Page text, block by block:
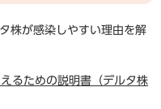
株が感染しやすい理由を解
るための説明書（デルタ株